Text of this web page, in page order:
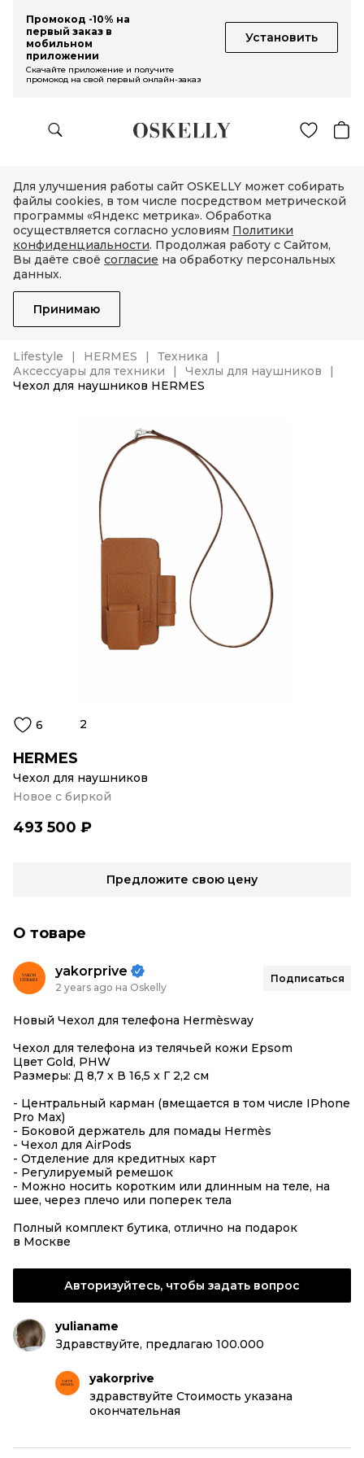
Промокод -10% на
первый заказ в
мобильном
приложении
Установить
Скачайте приложение и получите
промокод на свой первый онлайн-заказ
Для улучшения работы сайт OSKELLY может собирать
файлы cookies, в том числе посредством метрической
программы «Яндекс метрика». Обработка
осуществляется согласно условиям Политики
конфиденциальности. Продолжая работу с Сайтом,
Вы даёте своё согласие на обработку персональных
данных.
Принимаю
Lifestyle HERMES
Техника
Аксессуары для техники
Чехлы для наушников
Чехол для наушников HERMES
6 2
HERMES
Чехол для наушников
Новое с биркой
493 500 ₽
Предложите свою цену
О товаре
yakorprive
2 years ago на Oskelly
Подписаться
Новый Чехол для телефона Hermèsway
Чехол для телефона из телячьей кожи Epsom
Цвет Gold, PHW
Размеры: Д 8,7 x В 16,5 x Г 2,2 см
- Центральный карман (вмещается в том числе IPhone
Pro Max)
- Боковой держатель для помады Hermès
- Чехол для AirPods
- Отделение для кредитных карт
- Регулируемый ремешок
- Можно носить коротким или длинным на теле, на
шее, через плечо или поперек тела
Полный комплект бутика, отлично на подарок
в Москве
Авторизуйтесь, чтобы задать вопрос
yulianame
Здравствуйте, предлагаю 100.000
yakorprive
здравствуйте Стоимость указана
окончательная